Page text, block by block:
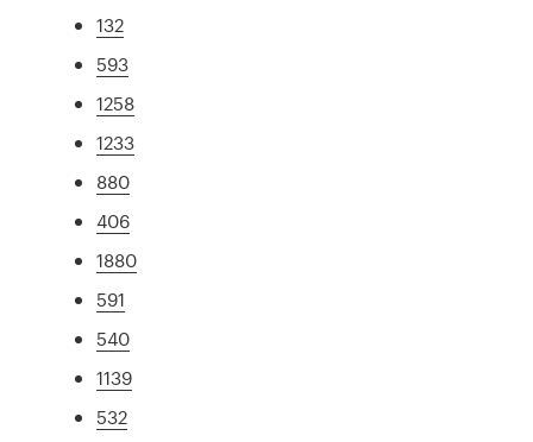
132
593
1258
1233
880
406
1880
591
540
1139
532